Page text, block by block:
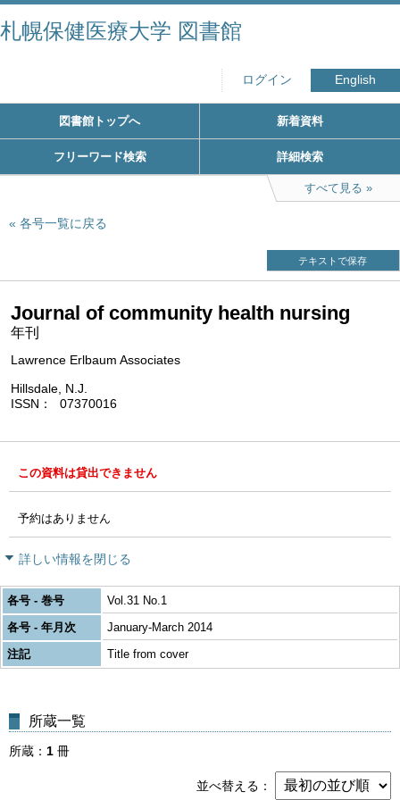
札幌保健医療大学 図書館
ログイン English
図書館トップへ 新着資料
フリーワード検索 詳細検索
すべて見る
各号一覧に戻る
テキストで保存
Journal of community health nursing
年刊
Lawrence Erlbaum Associates
Hillsdale, N.J.
ISSN
07370016
この資料は貸出できません
予約はありません
詳しい情報を閉じる
各号 - 巻号
Vol.31 No.1
各号 - 年月次
January-March 2014
注記
Title from cover
所蔵一覧
所蔵 1 冊
並べ替える